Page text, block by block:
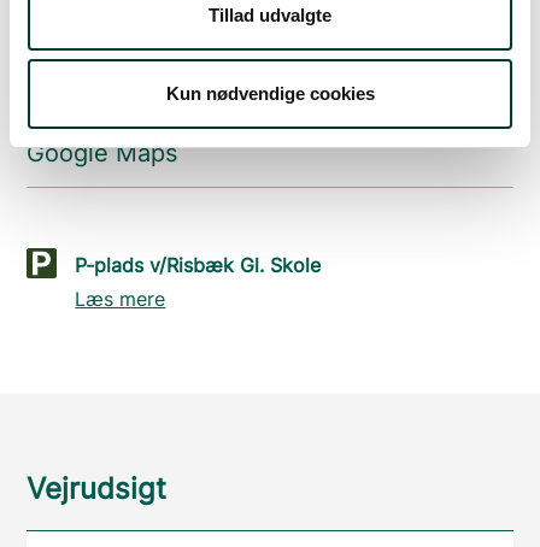
Tillad udvalgte
Kun nødvendige cookies
Parkering
Med offentlig transport
Google Maps
P-plads v/Risbæk Gl. Skole
Læs mere
Vejrudsigt